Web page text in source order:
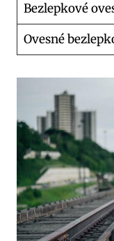
Bezlepkové
Ovesné